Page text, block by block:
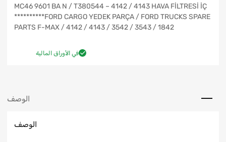
MC46 9601 BA N / T380544 – 4142 / 4143 HAVA FİLTRESİ İÇ
**********FORD CARGO YEDEK PARÇA / FORD TRUCKS SPARE
PARTS F-MAX / 4142 / 4143 / 3542 / 3543 / 1842
في الأوراق المالية
الوصف
الوصف